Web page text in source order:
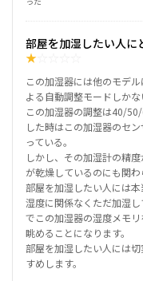
部屋を加湿したい人に
★
この加湿器には他のモデ
よる自動調整モードしかな
この加湿器の調整は40/
した時はこの加湿器のセ
っている。
しかし、その加湿計の精
が乾燥しているのにも関
部屋を加湿したい人には本
湿度に関係なくただ加湿
でこの加湿器の湿度メモ
眺めることになります。
部屋を加湿したい人には
すめします。